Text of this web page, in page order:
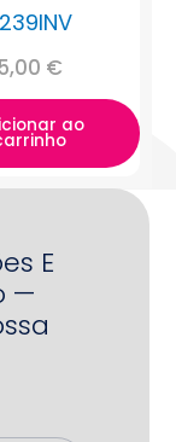
5,00 €
ao
E
—